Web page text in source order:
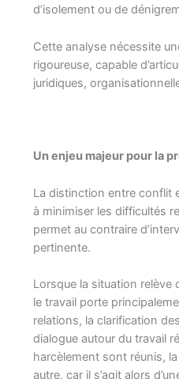
d’isolement ou de
Cette analyse nécessite
rigoureuse, capable
juridiques,
Un enjeu majeur pour la
La distinction entre conflit
à minimiser les difficultés
permet au contraire
pertinente.
Lorsque la situation relève
le travail porte
relations, la clarification
dialogue autour du travail
harcèlement sont réunis,
autre, car il s’agit alors